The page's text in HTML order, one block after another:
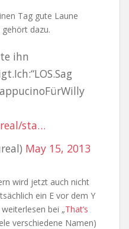
Tag gute Laune
dazu.
ihn
sta…
May 15, 2013
wird jetzt auch nicht
ein E vor dem Y
bei „That’s
verschiedene Namen)